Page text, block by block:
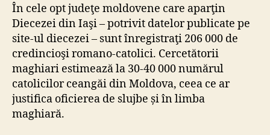
În cele opt judeţe moldovene care aparţin
Diecezei din Iaşi – potrivit datelor publicate pe
site-ul diecezei – sunt înregistraţi 206 000 de
credincioşi romano-catolici. Cercetătorii
maghiari estimează la 30-40 000 numărul
catolicilor ceangăi din Moldova, ceea ce ar
justifica oficierea de slujbe și în limba
maghiară.